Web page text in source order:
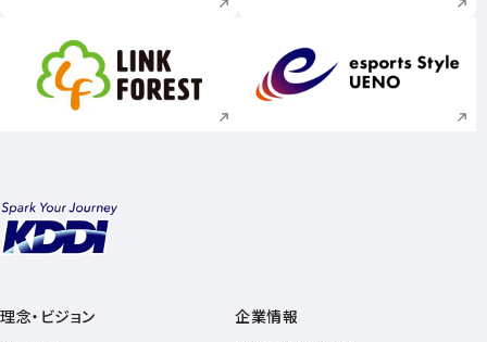
新規ウィンドウで開く 新規ウィンドウで
理念・ビジョン
企業情報